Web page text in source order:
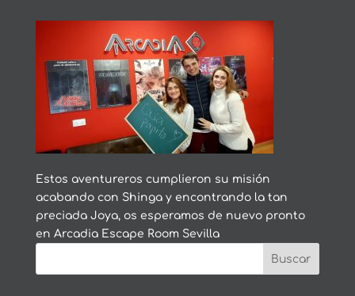
Estos aventureros cumplieron su misión
acabando con Shinga y encontrando la tan
preciada Joya, os esperamos de nuevo pronto
en Arcadia Escape Room Sevilla